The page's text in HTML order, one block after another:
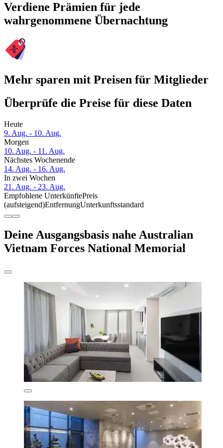
Verdiene Prämien für jede
wahrgenommene Übernachtung
Mehr sparen mit Preisen für Mitglieder
Überprüfe die Preise für diese Daten
Heute
9. Aug. - 10. Aug.
Morgen
10. Aug. - 11. Aug.
Nächstes Wochenende
14. Aug. - 16. Aug.
In zwei Wochen
21. Aug. - 23. Aug.
Empfohlene UnterkünftePreis
(aufsteigend)EntfernungUnterkunftsstandard
Deine Ausgangsbasis nahe Australian
Vietnam Forces National Memorial